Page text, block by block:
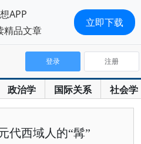
政治学 国际关系 社会学
登录 注册
代西域人的“髯”
APP
精品文章
立即下载